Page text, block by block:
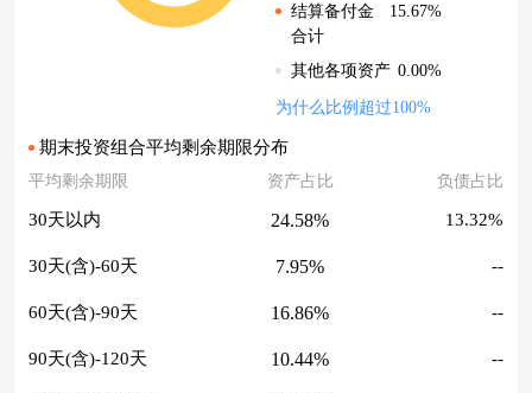
结算备付金
合计
15.67%
其他各项资产 0.00%
为什么比例超过100%
期末投资组合平均剩余期限分布
平均剩余期限 资产占比 负债占比
30天以内 24.58% 13.32%
30天(含)-60天 7.95% --
60天(含)-90天 16.86% --
90天(含)-120天 10.44% --